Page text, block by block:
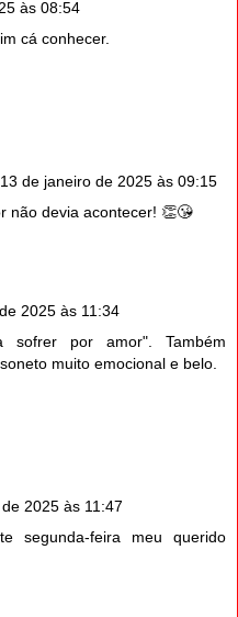
às 08:54
cá conhecer.
13 de janeiro de 2025 às 09:15
não devia acontecer! 👏😘
2025 às 11:34
sofrer por amor". Também
muito emocional e belo.
2025 às 11:47
segunda-feira meu querido